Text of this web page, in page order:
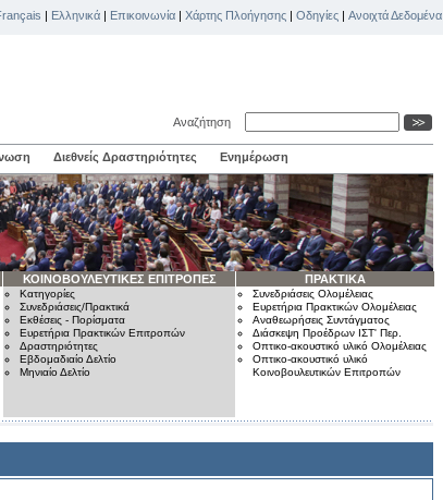
| Ελληνικά | Επικοινωνία | Χάρτης Πλοήγησης | Οδηγίες | Ανοιχτά Δεδομένα
Αναζήτηση
Διεθνείς Δραστηριότητες Ενημέρωση
ΚΟΙΝΟΒΟΥΛΕΥΤΙΚΕΣ ΕΠΙΤΡΟΠΕΣ
Κατηγορίες
Συνεδριάσεις/Πρακτικά
Εκθέσεις - Πορίσματα
Ευρετήρια Πρακτικών Επιτροπών
Δραστηριότητες
Εβδομαδιαίο Δελτίο
Μηνιαίο Δελτίο
ΠΡΑΚΤΙΚΑ
Συνεδριάσεις Ολομέλειας
Ευρετήρια Πρακτικών Ολομέλειας
Αναθεωρήσεις Συντάγματος
Διάσκεψη Προέδρων ΙΣΤ' Περ.
Οπτικο-ακουστικό υλικό Ολομέλειας
Οπτικο-ακουστικό υλικό
Κοινοβουλευτικών Επιτροπών